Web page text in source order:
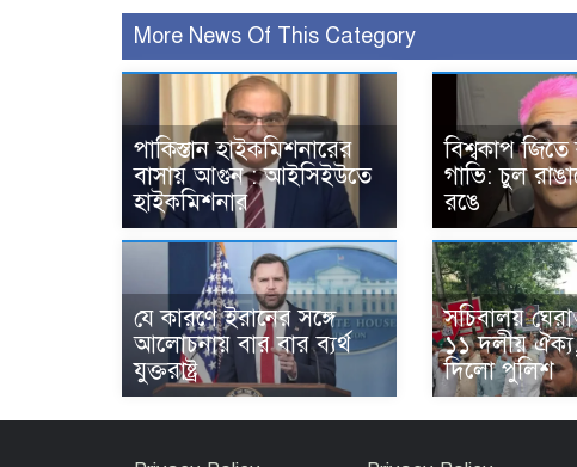
More News Of This Category
পাকিস্তান হাইকমিশনারের
বাসায় আগুন : আইসিইউতে
হাইকমিশনার
বিশ্বকাপ
গাভি: চুল
রঙে
যে কারণে ইরানের সঙ্গে
আলোচনায় বার বার ব্যর্থ
যুক্তরাষ্ট্র
সচিবালয়
১১ দলীয়
দিলো পুলিশ